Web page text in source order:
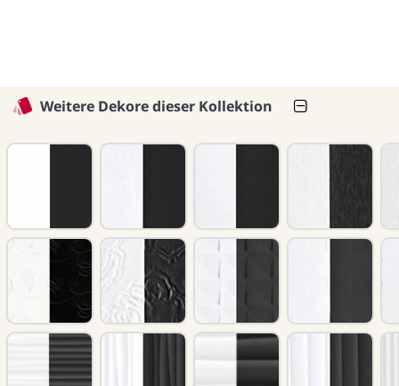
Weitere Dekore dieser Kollektion